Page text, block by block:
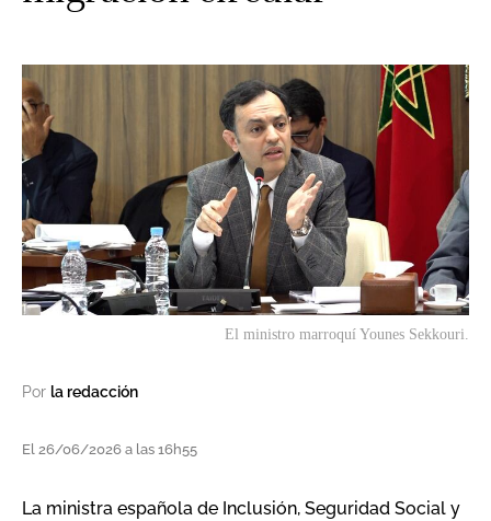
El ministro marroquí Younes Sekkouri.
Por la redacción
El 26/06/2026 a las 16h55
La ministra española de Inclusión, Seguridad Social y